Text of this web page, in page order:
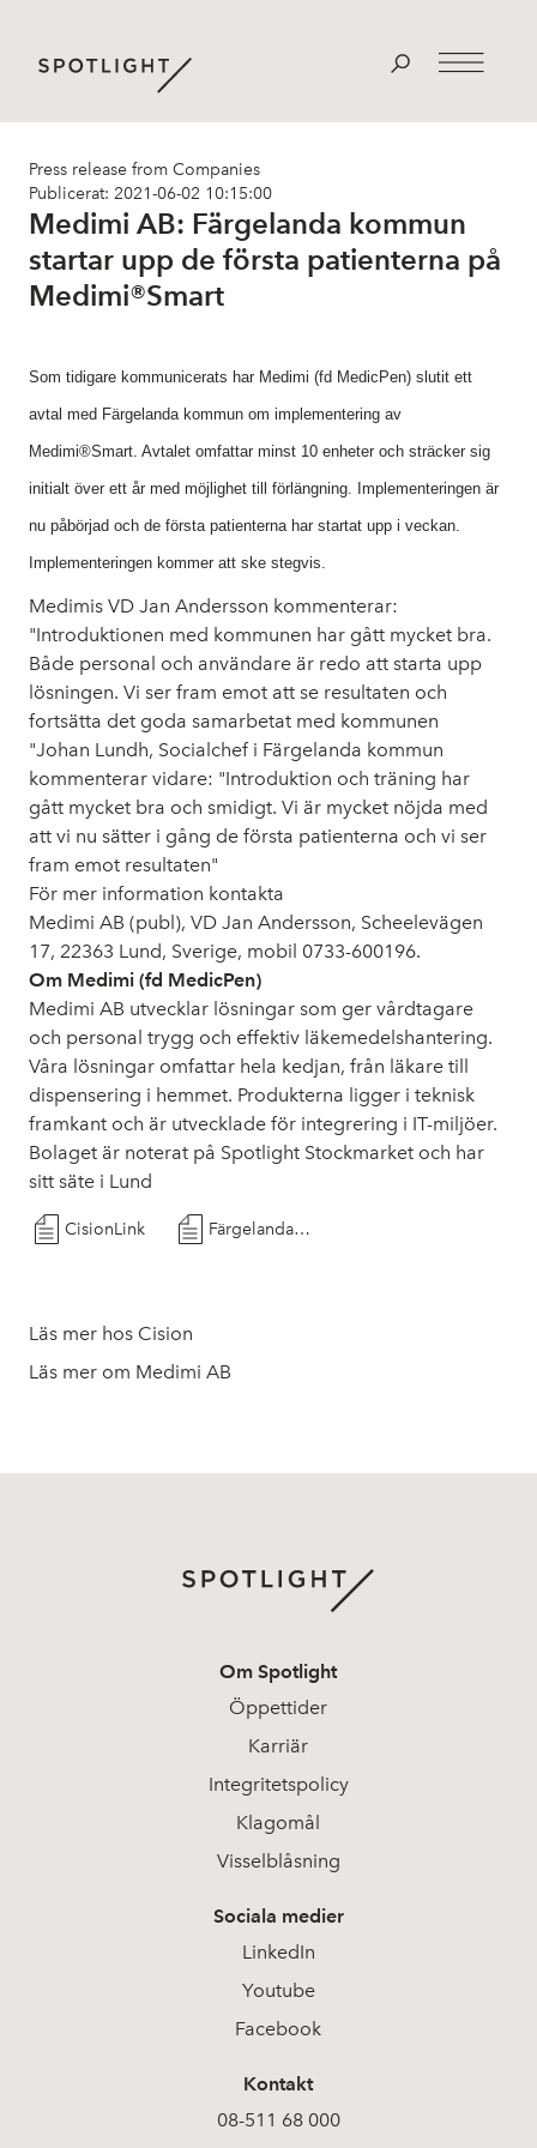
Press release from Companies
Publicerat: 2021-06-02 10:15:00
Medimi AB: Färgelanda kommun
startar upp de första patienterna på
Medimi®Smart
Som tidigare kommunicerats har Medimi (fd MedicPen) slutit ett
avtal med Färgelanda kommun om implementering av
Medimi®Smart. Avtalet omfattar minst 10 enheter och sträcker sig
initialt över ett år med möjlighet till förlängning. Implementeringen är
nu påbörjad och de första patienterna har startat upp i veckan.
Implementeringen kommer att ske stegvis.
Medimis VD Jan Andersson kommenterar:
"Introduktionen med kommunen har gått mycket bra.
Både personal och användare är redo att starta upp
lösningen. Vi ser fram emot att se resultaten och
fortsätta det goda samarbetat med kommunen
"Johan Lundh, Socialchef i Färgelanda kommun
kommenterar vidare: "Introduktion och träning har
gått mycket bra och smidigt. Vi är mycket nöjda med
att vi nu sätter i gång de första patienterna och vi ser
fram emot resultaten"
För mer information kontakta
Medimi AB (publ), VD Jan Andersson, Scheelevägen
17, 22363 Lund, Sverige, mobil 0733-600196.
Om Medimi (fd MedicPen)
Medimi AB utvecklar lösningar som ger vårdtagare
och personal trygg och effektiv läkemedelshantering.
Våra lösningar omfattar hela kedjan, från läkare till
dispensering i hemmet. Produkterna ligger i teknisk
framkant och är utvecklade för integrering i IT-miljöer.
Bolaget är noterat på Spotlight Stockmarket och har
sitt säte i Lund
CisionLink Färgelanda Startar upp de första användarna på MedimiSmart
Läs mer hos Cision
Läs mer om Medimi AB
Om Spotlight
Öppettider
Karriär
Integritetspolicy
Klagomål
Visselblåsning
Sociala medier
LinkedIn
Youtube
Facebook
Kontakt
08-511 68 000